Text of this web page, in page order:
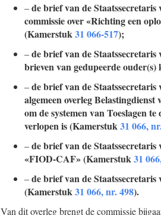
–de brief van de
commissie over «Richting een
(Kamerstuk31 066-517);
–de brief van de
brieven van gedupeerde
–de brief van de
algemeen overleg
om de systemen van Toeslagen
verlopen is (Kamerstuk31 066,
–de brief van de
«FIOD-CAF» (Kamerstuk31
–de brief van de
(Kamerstuk31 066, nr. 498).
Van dit overleg brengt de commissie